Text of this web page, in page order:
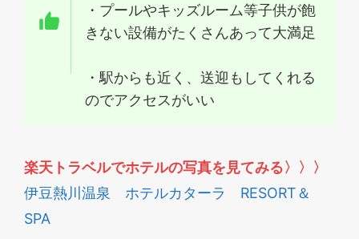
・プールやキッズルーム等子供が飽
きない設備がたくさんあって大満足
・駅からも近く、送迎もしてくれる
のでアクセスがいい
楽天トラベルでホテルの写真を見てみる〉〉〉
伊豆熱川温泉 ホテルカターラ RESORT＆
SPA